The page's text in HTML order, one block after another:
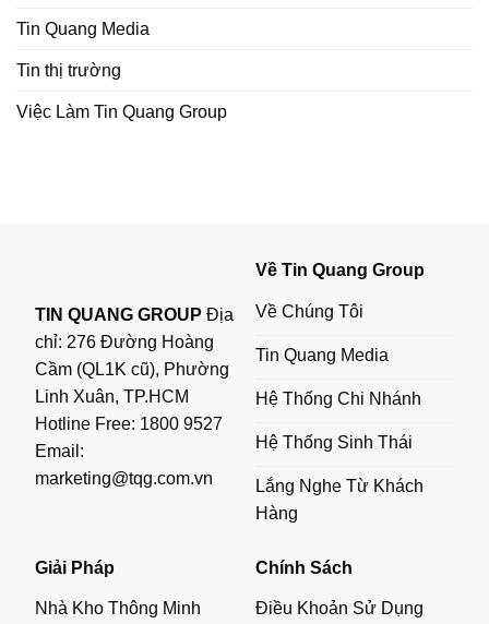
Tin Quang Media
Tin thị trường
Việc Làm Tin Quang Group
TIN QUANG GROUP Địa
chỉ: 276 Đường Hoàng
Cầm (QL1K cũ), Phường
Linh Xuân, TP.HCM
Hotline Free: 1800 9527
Email:
marketing@tqg.com.vn
Về Tin Quang Group
Về Chúng Tôi
Tin Quang Media
Hệ Thống Chi Nhánh
Hệ Thống Sinh Thái
Lắng Nghe Từ Khách
Hàng
Giải Pháp
Nhà Kho Thông Minh
Chính Sách
Điều Khoản Sử Dụng